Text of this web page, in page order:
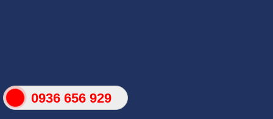
0936 656 929